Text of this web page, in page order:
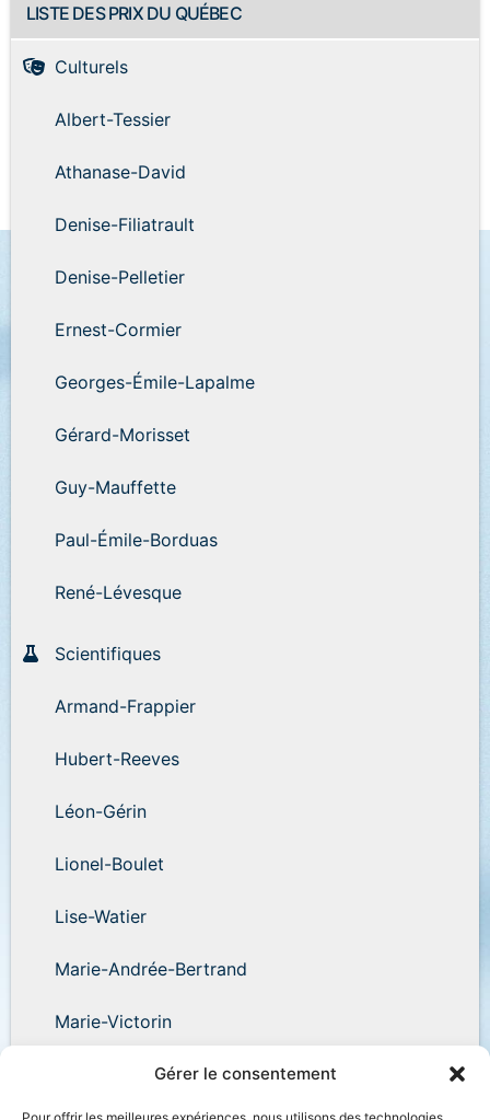
Gérer le consentement
LISTE DES PRIX DU QUÉBEC
Culturels
Albert-Tessier
Athanase-David
Denise-Filiatrault
Denise-Pelletier
Ernest-Cormier
Georges-Émile-Lapalme
Gérard-Morisset
Guy-Mauffette
Paul-Émile-Borduas
René-Lévesque
Scientifiques
Armand-Frappier
Hubert-Reeves
Léon-Gérin
Lionel-Boulet
Lise-Watier
Marie-Andrée-Bertrand
Marie-Victorin
Wilder-Penfield